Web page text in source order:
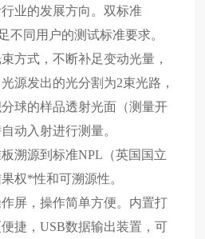
业的发展方向。双标准
不同用户的测试标准要求。
方式，不断补足变动光量，
源发出的光分割为2束光路，
球的样品透射光面（测量开
动入射进行测量。
溯源到标准NPL（英国国立
权*性和可溯源性。
屏，操作简单方便。内置打
捷，USB数据输出装置，可